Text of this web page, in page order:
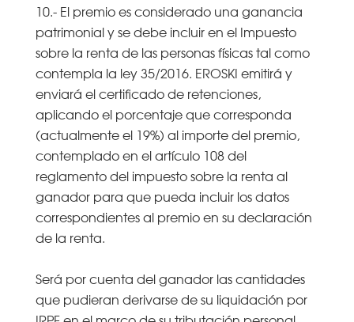
10.- El premio es considerado una ganancia
patrimonial y se debe incluir en el Impuesto
sobre la renta de las personas físicas tal como
contempla la ley 35/2016. EROSKI emitirá y
enviará el certificado de retenciones,
aplicando el porcentaje que corresponda
(actualmente el 19%) al importe del premio,
contemplado en el artículo 108 del
reglamento del impuesto sobre la renta al
ganador para que pueda incluir los datos
correspondientes al premio en su declaración
de la renta.
Será por cuenta del ganador las cantidades
que pudieran derivarse de su liquidación por